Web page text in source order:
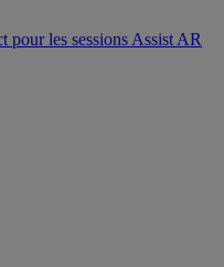
pour les sessions Assist AR